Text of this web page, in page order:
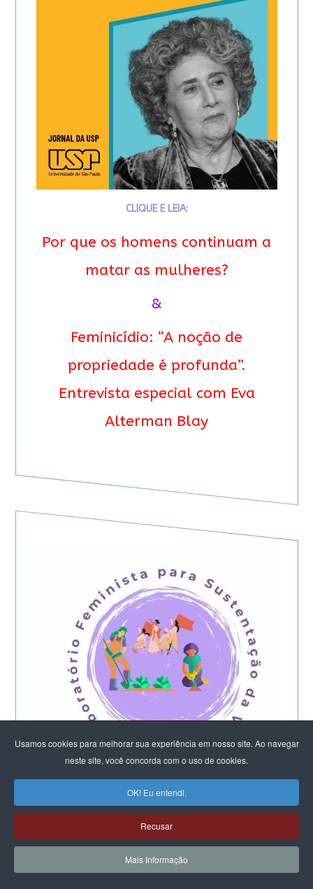
Usamos cookies para melhorar sua experiência em nosso site. Ao navegar
neste site, você concorda com o uso de cookies.
OK! Eu entendi.
Recusar
Mais Informação
CLIQUE E LEIA:
Por que os homens continuam a
matar as mulheres?
&
Feminicídio: “A noção de
propriedade é profunda”.
Entrevista especial com Eva
Alterman Blay
Começa a etapa presencial do
Laboratório Feminista do DF e Entorno -
2026